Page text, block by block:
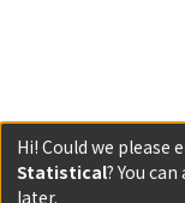
Powered by
Hi! Could we please
Statistical? You
later.